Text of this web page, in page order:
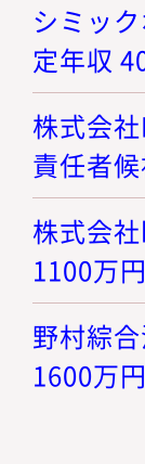
シミッ
定年収
株式会
責任者
株式会
1100万円
野村綜
1600万円